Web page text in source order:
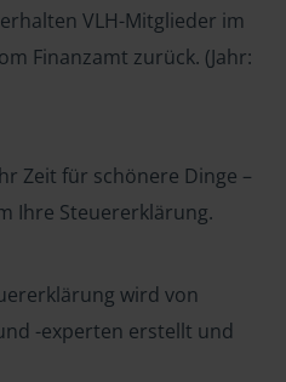
VLH-Mitglieder im
Finanzamt zurück. (Jahr:
Zeit für schönere Dinge –
Ihre Steuererklärung.
wird von
-experten erstellt und